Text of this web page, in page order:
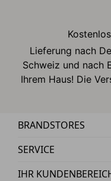
Lieferung nach
Schweiz und nach
Ihrem Haus! Die
BRANDSTORES
SERVICE
IHR